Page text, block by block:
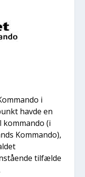
i
hav­de en
(i
Kom­man­do),
til­fæl­de